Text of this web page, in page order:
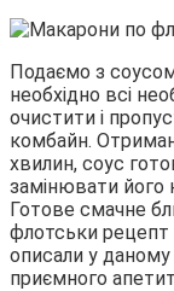
Подаємо з
необхідно всі
очистити і
комбайн.
хвилин, соус
замінювати його
Готове смачне
флотськи рецепт
описали у
приємного